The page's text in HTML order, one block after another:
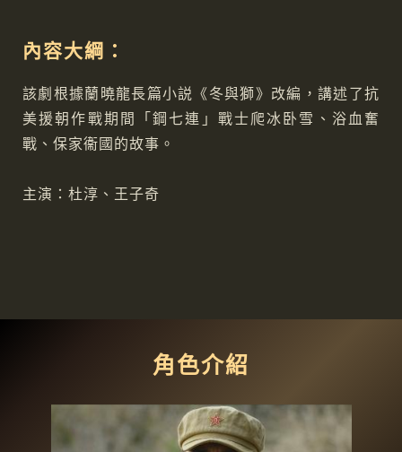
內容大綱：
該劇根據蘭曉龍長篇小説《冬與獅》改編，講述了抗
美援朝作戰期間「鋼七連」戰士爬冰卧雪、浴血奮
戰、保家衞國的故事。
主演：杜淳、王子奇
角色介紹